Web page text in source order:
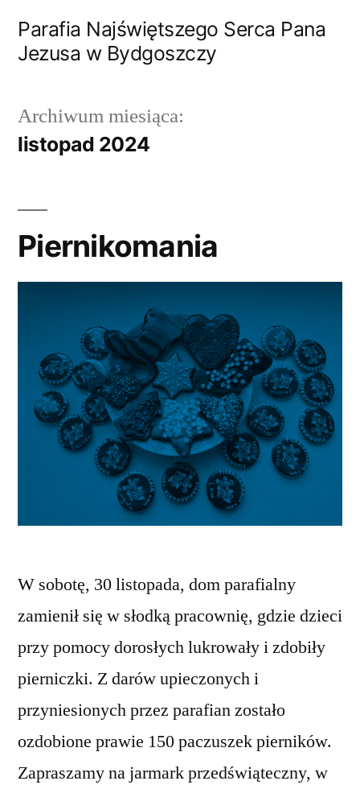
Parafia Najświętszego Serca Pana
Jezusa w Bydgoszczy
Archiwum miesiąca:
listopad 2024
Piernikomania
W sobotę, 30 listopada, dom parafialny
zamienił się w słodką pracownię, gdzie dzieci
przy pomocy dorosłych lukrowały i zdobiły
pierniczki. Z darów upieczonych i
przyniesionych przez parafian zostało
ozdobione prawie 150 paczuszek pierników.
Zapraszamy na jarmark przedświąteczny, w